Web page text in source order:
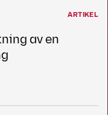
ARTIKEL
av en